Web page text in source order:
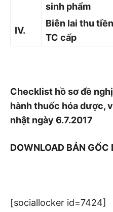
sinh phẩm
IV.
Biên lai thu
TC cấp
Checklist hồ sơ đề
hành thuốc hóa dược,
nhật ngày 6.7.2017
DOWNLOAD BẢN
[sociallocker id=7424]